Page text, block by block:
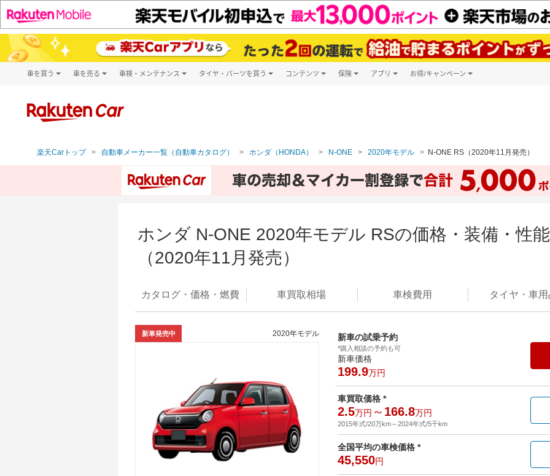
車を買う
新車
車を売る 車検・メンテナンス タイヤ・パーツを買う コンテンツ 保険 アプリ お得/キャンペーン
楽天Carトップ 自動車メーカー一覧（自動車カタログ） ホンダ（HONDA） N-ONE 2020年モデル N-ONE RS（2020年11月発売）
ホンダ N-ONE 2020年モデル RSの価格・装備・性
（2020年11月発売）
カタログ・価格・燃費 車買取相場 車検費用 タイヤ・ 車用
新車発売中 2020年モデル 新車の試乗予約
*購入相談の予約も可
新車価格
199.9万円
車買取価格 *
2.5万円 ～ 166.8万円
2015年式/20万km～2024年式/5千km
全国平均の車検価格 *
45,550円